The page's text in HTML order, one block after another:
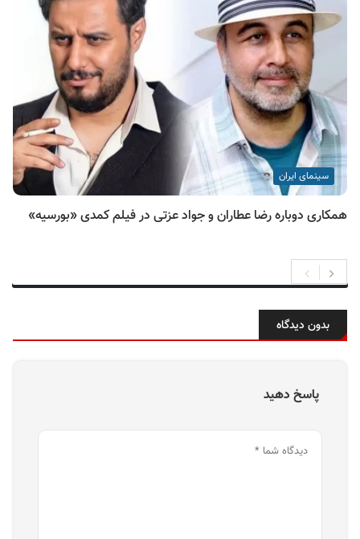
سینمای ایران
همکاری دوباره رضا عطاران و جواد عزتی در فیلم کمدی «بورسیه»
بدون دیدگاه
پاسخ دهید